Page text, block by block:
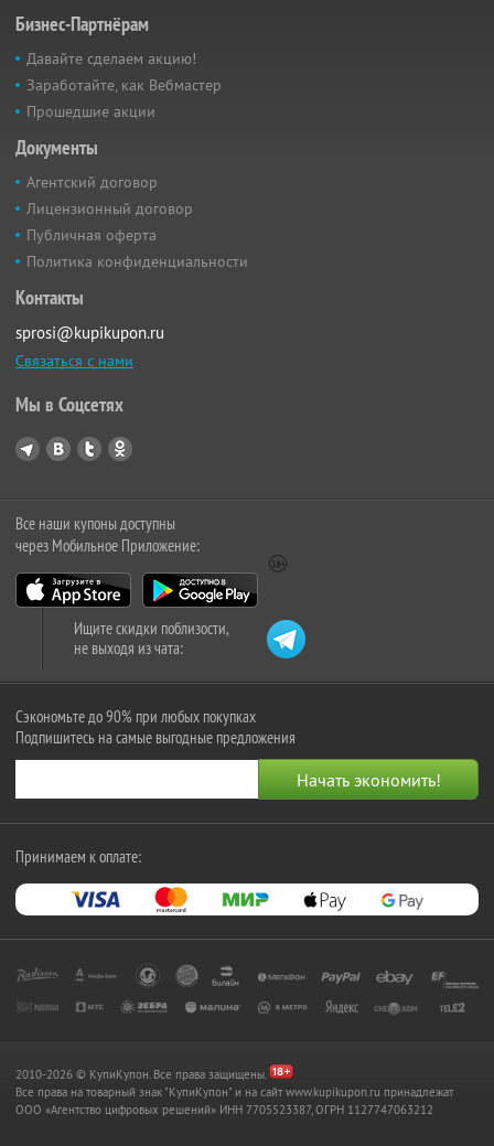
Бизнес-Партнёрам
Давайте сделаем акцию!
Заработайте, как Вебмастер
Прошедшие акции
Документы
Агентский договор
Лицензионный договор
Публичная оферта
Политика конфиденциальности
Контакты
sprosi@kupikupon.ru
Связаться с нами
Мы в Соцсетях
Все наши купоны доступны
через Мобильное Приложение:
Ищите скидки поблизости,
не выходя из чата:
Сэкономьте до 90% при любых покупках
Подпишитесь на самые выгодные предложения
Принимаем к оплате:
2010-2026 © КупиКупон. Все права защищены.
Все права на товарный знак "КупиКупон" и на сайт www.kupikupon.ru принадлежат
OOO «Агентство цифровых решений» ИНН 7705523387, ОГРН 1127747063212